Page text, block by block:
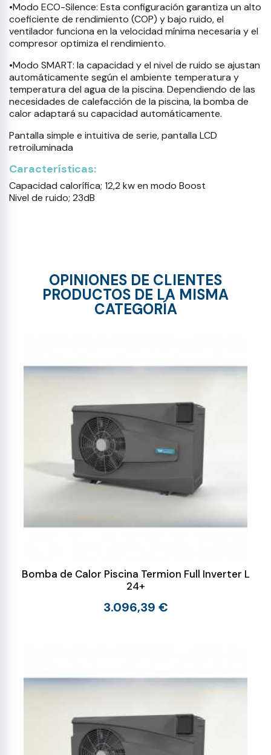
•Modo ECO-Silence: Esta configuración garantiza un alto
coeficiente de rendimiento (COP) y bajo ruido, el
ventilador funciona en la velocidad mínima necesaria y el
compresor optimiza el rendimiento.
•Modo SMART: la capacidad y el nivel de ruido se ajustan
automáticamente según el ambiente temperatura y
temperatura del agua de la piscina. Dependiendo de las
necesidades de calefacción de la piscina, la bomba de
calor adaptará su capacidad automáticamente.
Pantalla simple e intuitiva de serie, pantalla LCD
retroiluminada
Características:
Capacidad calorífica; 12,2 kw en modo Boost
Nivel de ruido; 23dB
OPINIONES DE CLIENTES
PRODUCTOS DE LA MISMA
CATEGORÍA
Bomba de Calor Piscina Termion Full Inverter L
24+
3.096,39 €